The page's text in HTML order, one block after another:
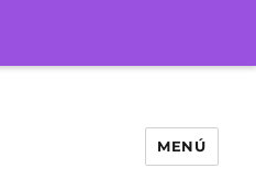
MENÚ